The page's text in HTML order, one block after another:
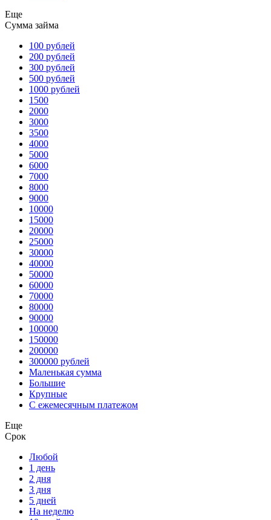
Еще
Сумма займа
100 рублей
200 рублей
300 рублей
500 рублей
1000 рублей
1500
2000
3000
3500
4000
5000
6000
7000
8000
9000
10000
15000
20000
25000
30000
40000
50000
60000
70000
80000
90000
100000
150000
200000
300000 рублей
Маленькая сумма
Большие
Крупные
С ежемесячным платежом
Еще
Срок
Любой
1 день
2 дня
3 дня
5 дней
На неделю